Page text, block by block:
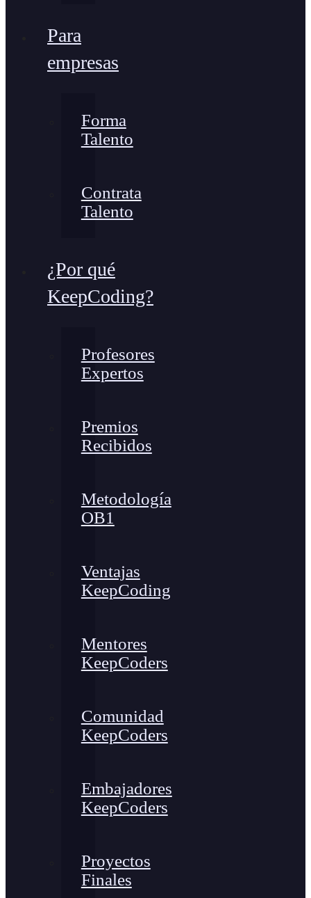
Para
empresas
Forma
Talento
Contrata
Talento
¿Por qué
KeepCoding?
Profesores
Expertos
Premios
Recibidos
Metodología
OB1
Ventajas
KeepCoding
Mentores
KeepCoders
Comunidad
KeepCoders
Embajadores
KeepCoders
Proyectos
Finales